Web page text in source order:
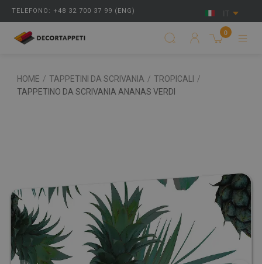
TELEFONO: +48 32 700 37 99 (ENG)
0
HOME / TAPPETINI DA SCRIVANIA / TROPICALI
/
TAPPETINO DA SCRIVANIA ANANAS VERDI